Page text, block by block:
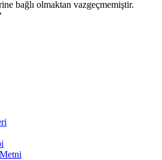
bağlı olmaktan vazgeçmemiştir.